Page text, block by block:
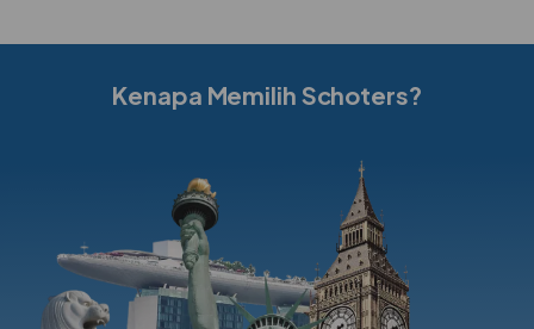
Kenapa Memilih Schoters?